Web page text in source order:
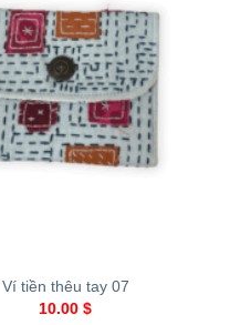
Ví tiền thêu tay 07
10.00 $